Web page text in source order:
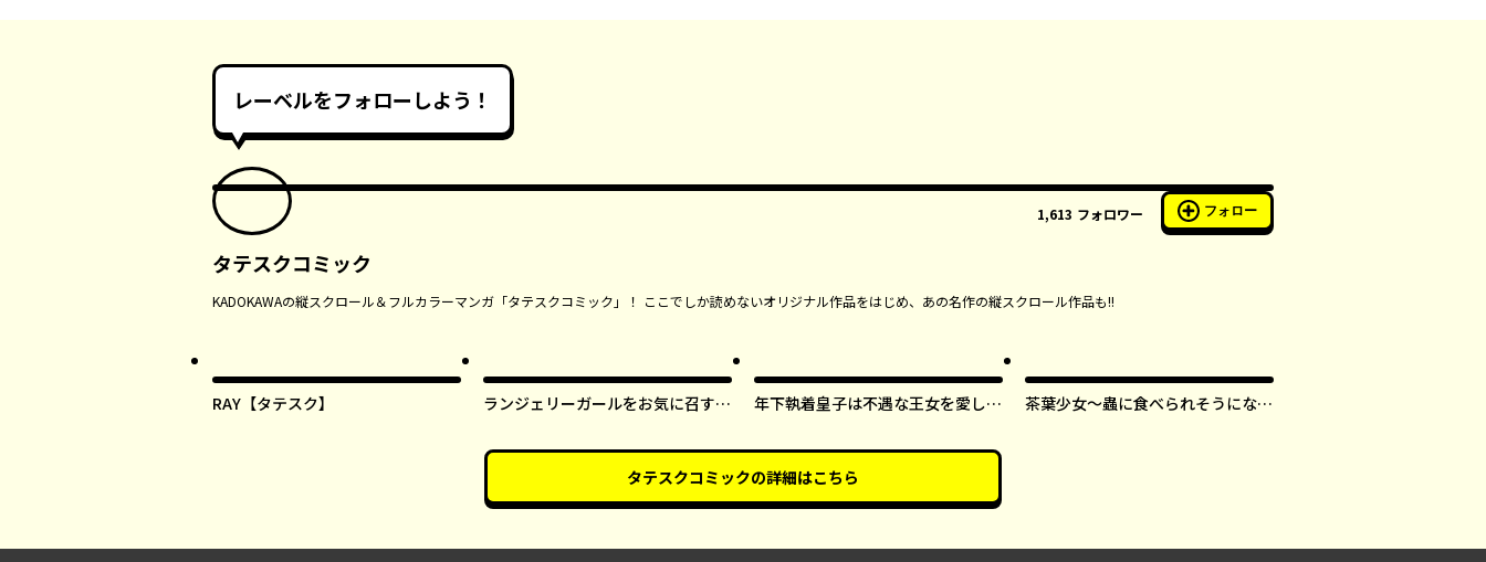
レーベルをフォローしよう！
1,613 フォロワー フォロー
タテスクコミック
KADOKAWAの縦スクロール＆フルカラーマンガ「タテスクコミック」！ ここでしか読めないオリジナル作品をはじめ、あの名作の縦スクロール作品も!!
RAY【タテスク】
ランジェリーガールをお気に召すま
年下執着皇子は不遇な王女を愛しす
茶葉少女～蟲に食べられそうになっ
タテスクコミックの詳細はこちら